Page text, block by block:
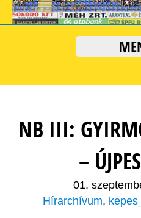
NB III:
–
01.
Hírarchívum,